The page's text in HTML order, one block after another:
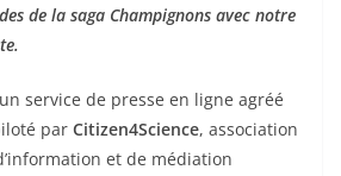
de la saga Champignons avec notre
service de presse en ligne agréé
par Citizen4Science, association
et de médiation